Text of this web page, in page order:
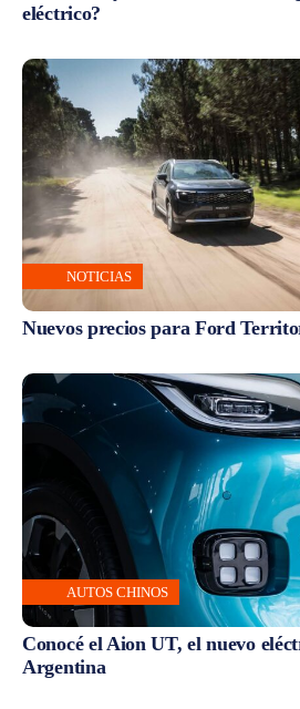
eléctrico?
NOTICIAS
Nuevos precios para Ford
AUTOS CHINOS
Conocé el Aion UT, el nuevo
Argentina